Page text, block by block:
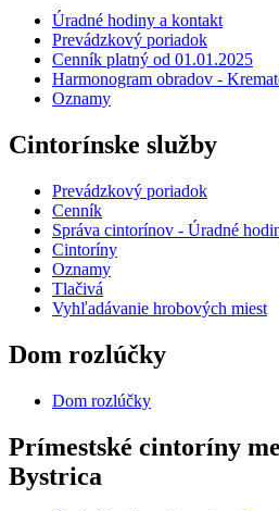
Úradné hodiny a kontakt
Prevádzkový poriadok
Cenník platný od 01.01.2025
Harmonogram obradov -
Oznamy
Cintorínske služby
Prevádzkový poriadok
Cenník
Správa cintorínov - Úradné
Cintoríny
Oznamy
Tlačivá
Vyhľadávanie hrobových miest
Dom rozlúčky
Dom rozlúčky
Prímestské cintoríny
Bystrica